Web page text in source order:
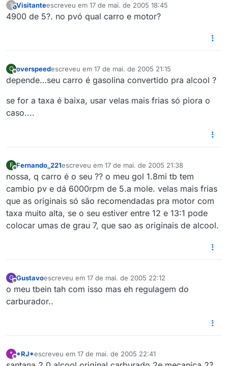
?This user is from outside of this forum
Visitanteescreveu em 17 de mai. de 2005 18:45
última edição por
4900 de 5?. no pvó qual carro e motor?
O
Offline
overspeedescreveu em 17 de mai. de 2005 21:15
última edição por
depende…seu carro é gasolina convertido pra alcool ?
se for a taxa é baixa, usar velas mais frias só piora o
caso....
F Fernando_221escreveu em 17 de mai. de 2005 21:38
última edição por
nossa, q carro é o seu ?? o meu gol 1.8mi tb tem
cambio pv e dá 6000rpm de 5.a mole. velas mais frias
que as originais só são recomendadas pra motor com
taxa muito alta, se o seu estiver entre 12 e 13:1 pode
colocar umas de grau 7, que sao as originais de alcool.
G
Offline
Gustavoescreveu em 17 de mai. de 2005 22:12
última edição por
o meu tbein tah com isso mas eh regulagem do
carburador..
*
Offline
*RJ*escreveu em 17 de mai. de 2005 22:41
última edição por